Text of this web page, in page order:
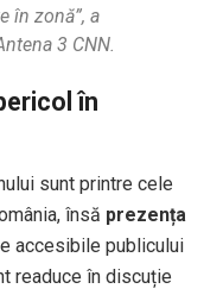
în zonă”, a
3 CNN
în
sunt printre cele
însă prezența
accesibile publicului
readuce în discuție